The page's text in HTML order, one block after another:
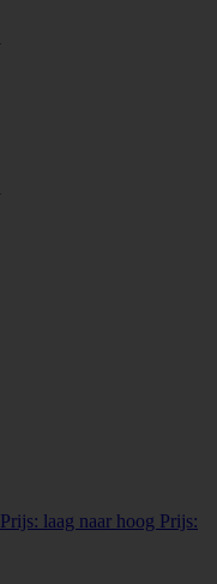
Prijs: laag naar hoog Prijs: